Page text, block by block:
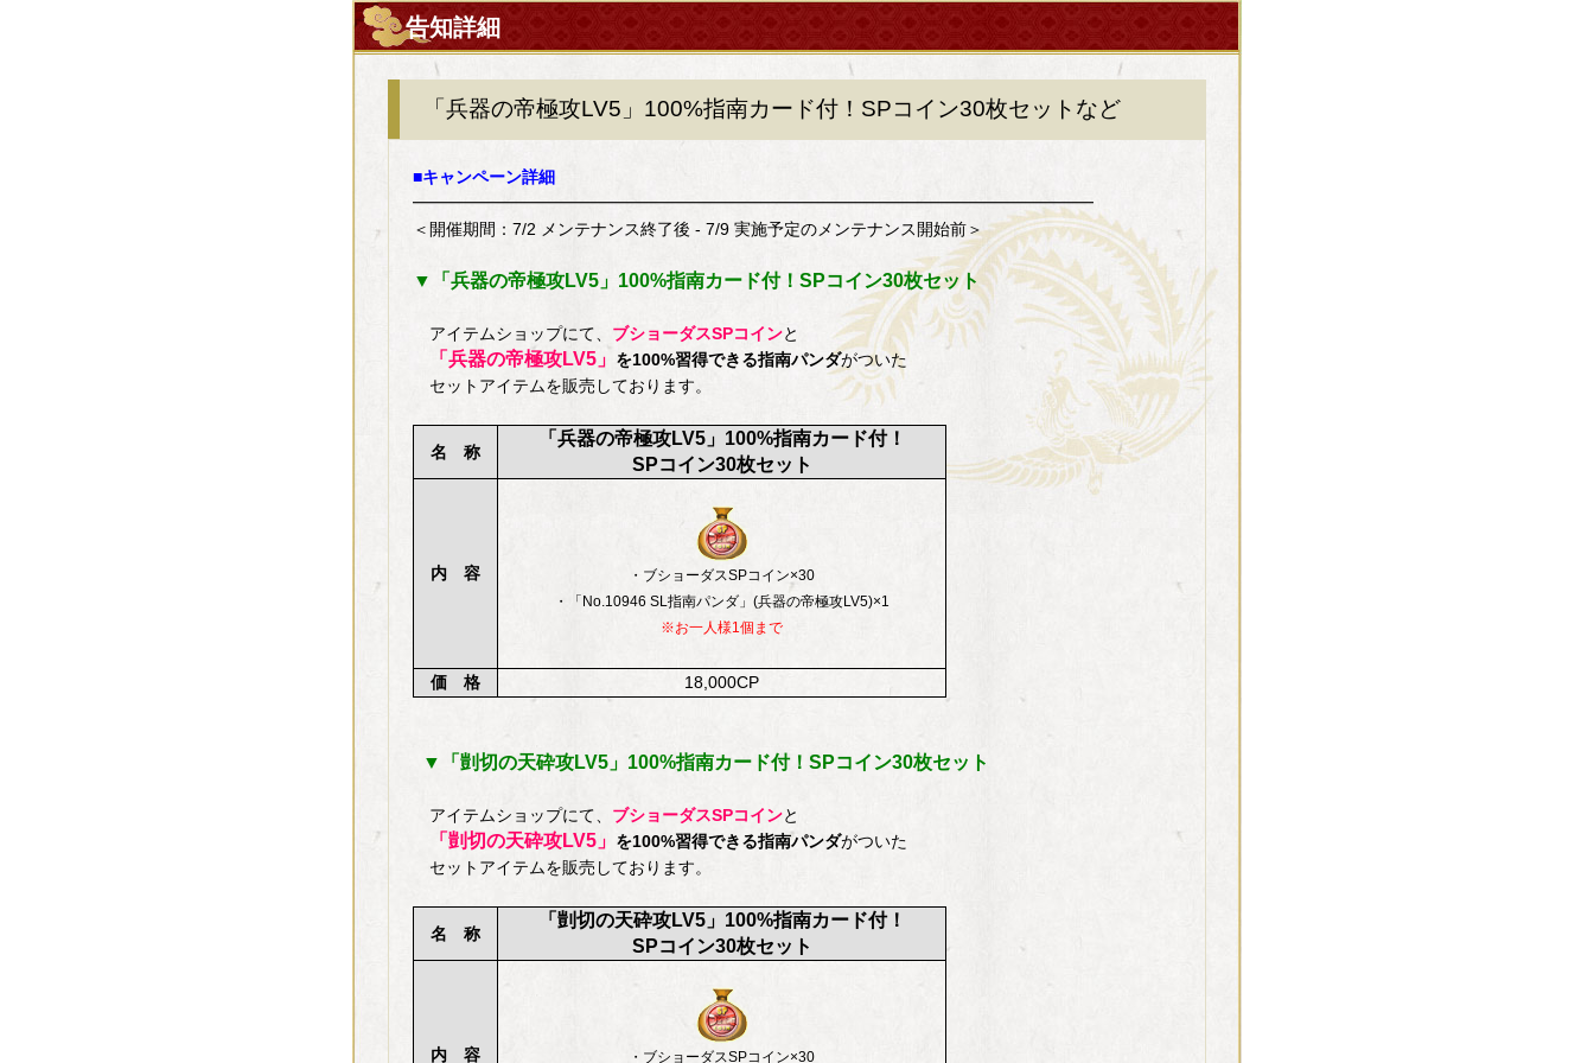
告知詳細
「兵器の帝極攻LV5」100%指南カード付！SPコイン30枚セットなど
■キャンペーン詳細
━━━━━━━━━━━━━━━━━━━━━━━━━━━━━━━━━━━━━━━━━
＜開催期間：7/2 メンテナンス終了後 - 7/9 実施予定のメンテナンス開始前＞
▼「兵器の帝極攻LV5」100%指南カード付！SPコイン30枚セット
アイテムショップにて、 ブショーダスSPコインと
「兵器の帝極攻LV5」 を100%習得できる指南パンダがついた
セットアイテムを販売しております。
名 称
「兵器の帝極攻LV5」100%指南カード付！
SPコイン30枚セット
内 容
・ブショーダスSPコイン×30
・
「No.10946 SL指南パンダ」(兵器の帝極攻LV5)×1
※お一人様1個まで
価 格 18,000CP
▼「剴切の天砕攻LV5」100%指南カード付！SPコイン30枚セット
アイテムショップにて、 ブショーダスSPコインと
「剴切の天砕攻LV5」 を100%習得できる指南パンダがついた
セットアイテムを販売しております。
名 称
「剴切の天砕攻LV5」100%指南カード付！
SPコイン30枚セット
内 容 ・ブショーダスSPコイン×30